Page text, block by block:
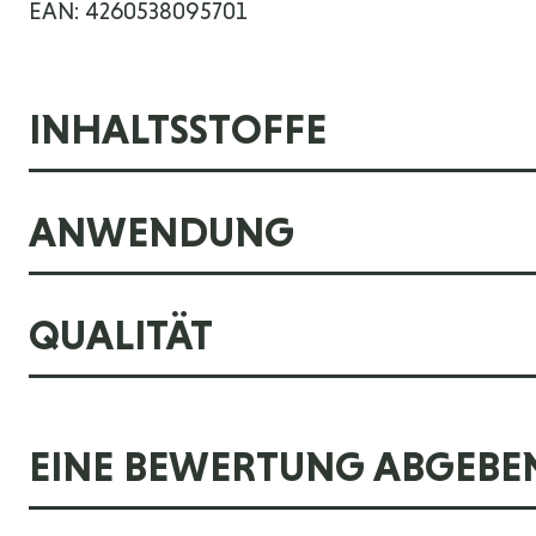
EAN: 4260538095701
INHALTSSTOFFE
ANWENDUNG
QUALITÄT
EINE BEWERTUNG